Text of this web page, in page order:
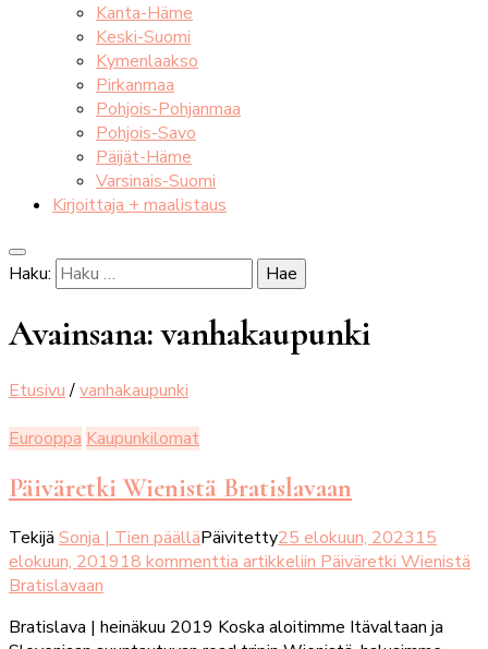
Kanta-Häme
Keski-Suomi
Kymenlaakso
Pirkanmaa
Pohjois-Pohjanmaa
Pohjois-Savo
Päijät-Häme
Varsinais-Suomi
Kirjoittaja + maalistaus
Haku:
Avainsana:vanhakaupunki
Etusivu /vanhakaupunki
Eurooppa Kaupunkilomat
Päiväretki Wienistä Bratislavaan
Tekijä Sonja | Tien päälläPäivitetty25 elokuun, 202315
elokuun, 201918 kommenttia artikkeliin Päiväretki Wienistä
Bratislavaan
Bratislava | heinäkuu 2019 Koska aloitimme Itävaltaan ja